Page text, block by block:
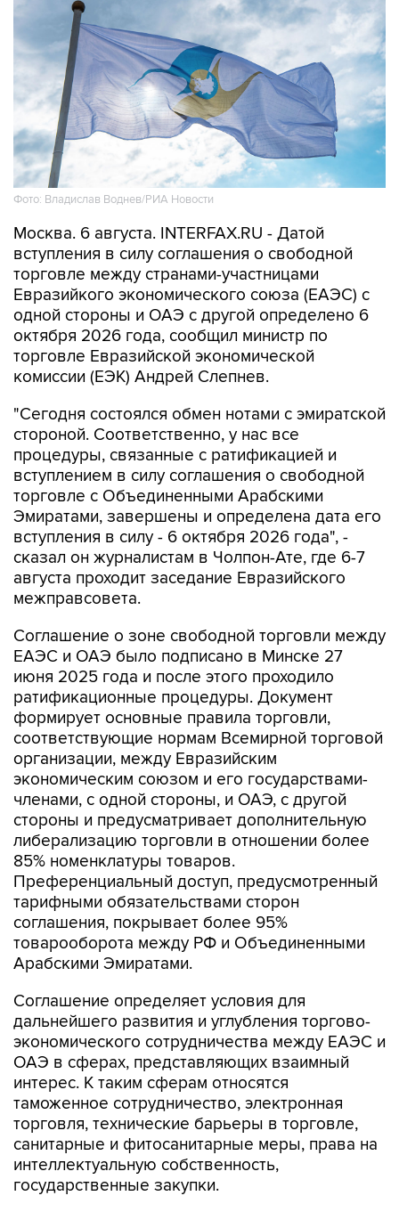
Фото: Владислав Воднев/РИА Новости
Москва. 6 августа. INTERFAX.RU - Датой
вступления в силу соглашения о свободной
торговле между странами-участницами
Евразийкого экономического союза (ЕАЭС) с
одной стороны и ОАЭ с другой определено 6
октября 2026 года, сообщил министр по
торговле Евразийской экономической
комиссии (ЕЭК) Андрей Слепнев.
"Сегодня состоялся обмен нотами с эмиратской
стороной. Соответственно, у нас все
процедуры, связанные с ратификацией и
вступлением в силу соглашения о свободной
торговле с Объединенными Арабскими
Эмиратами, завершены и определена дата его
вступления в силу - 6 октября 2026 года", -
сказал он журналистам в Чолпон-Ате, где 6-7
августа проходит заседание Евразийского
межправсовета.
Соглашение о зоне свободной торговли между
ЕАЭС и ОАЭ было подписано в Минске 27
июня 2025 года и после этого проходило
ратификационные процедуры. Документ
формирует основные правила торговли,
соответствующие нормам Всемирной торговой
организации, между Евразийским
экономическим союзом и его государствами-
членами, с одной стороны, и ОАЭ, с другой
стороны и предусматривает дополнительную
либерализацию торговли в отношении более
85% номенклатуры товаров.
Преференциальный доступ, предусмотренный
тарифными обязательствами сторон
соглашения, покрывает более 95%
товарооборота между РФ и Объединенными
Арабскими Эмиратами.
Соглашение определяет условия для
дальнейшего развития и углубления торгово-
экономического сотрудничества между ЕАЭС и
ОАЭ в сферах, представляющих взаимный
интерес. К таким сферам относятся
таможенное сотрудничество, электронная
торговля, технические барьеры в торговле,
санитарные и фитосанитарные меры, права на
интеллектуальную собственность,
государственные закупки.